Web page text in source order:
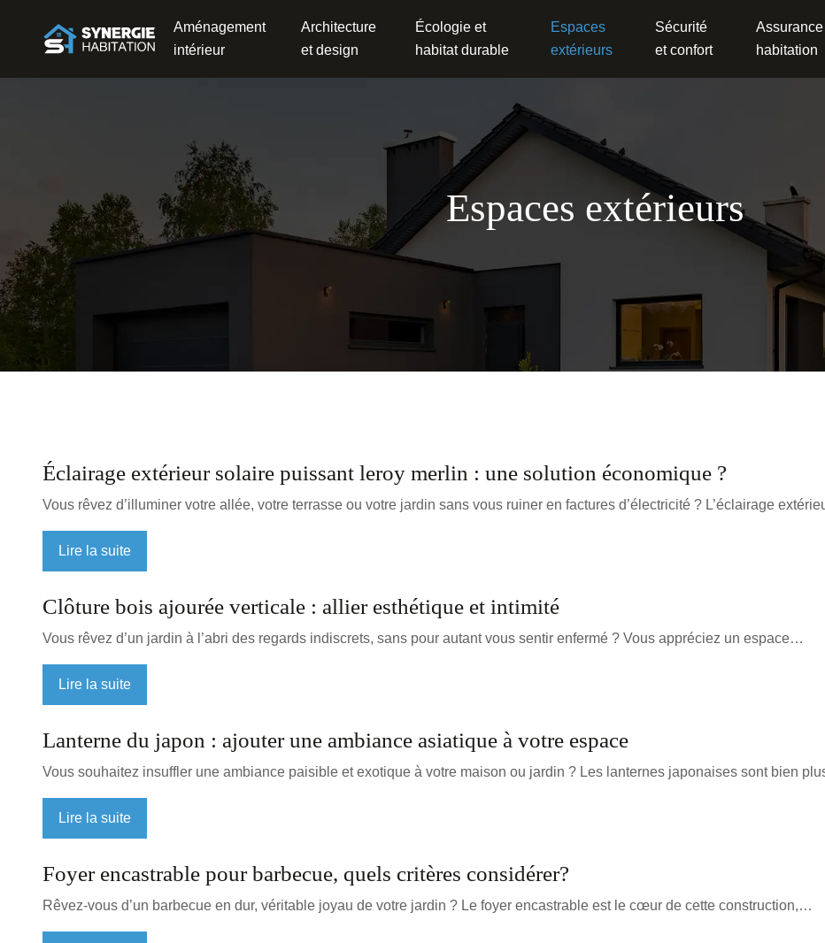
Aménagement
intérieur
Architecture
et design
Écologie et
habitat durable
Espaces
extérieurs
Sécurité
et confort
Assurance
habitation
Espaces extérieurs
Éclairage extérieur solaire puissant leroy merlin : une solution économique ?
Vous rêvez d’illuminer votre allée, votre terrasse ou votre jardin sans vous ruiner en factures d’électricité ? L’éclairage
Lire la suite
Clôture bois ajourée verticale : allier esthétique et intimité
Vous rêvez d’un jardin à l’abri des regards indiscrets, sans pour autant vous sentir enfermé ? Vous appréciez un espace…
Lire la suite
Lanterne du japon : ajouter une ambiance asiatique à votre espace
Vous souhaitez insuffler une ambiance paisible et exotique à votre maison ou jardin ? Les lanternes japonaises sont bien
Lire la suite
Foyer encastrable pour barbecue, quels critères considérer?
Rêvez-vous d’un barbecue en dur, véritable joyau de votre jardin ? Le foyer encastrable est le cœur de cette construction,…